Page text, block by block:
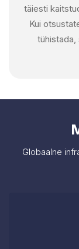
täiesti
Kui
tühistada,
Globaalne